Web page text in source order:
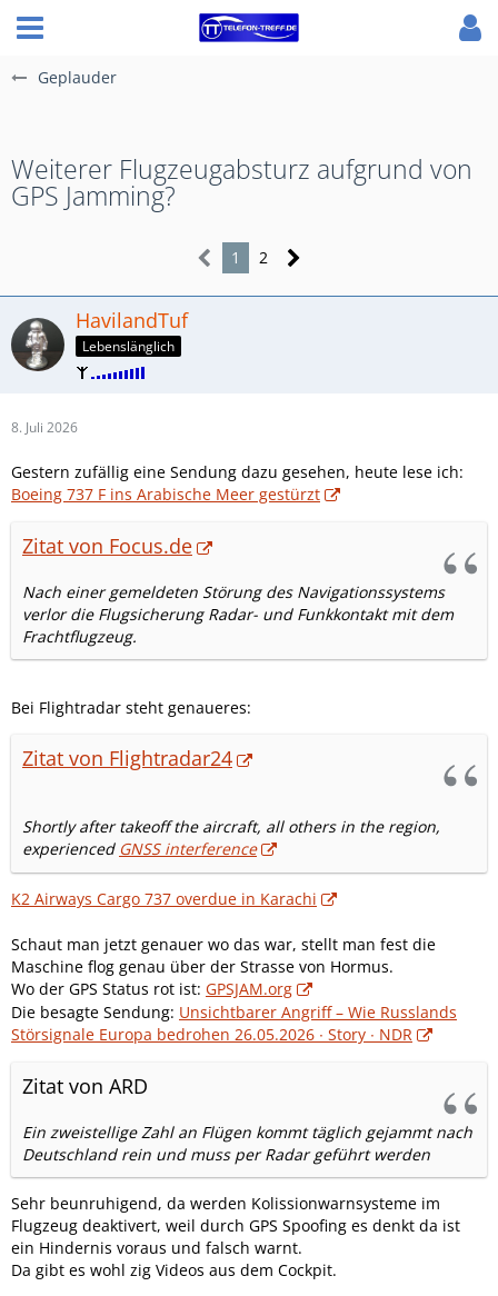
Geplauder
Weiterer Flugzeugabsturz aufgrund von
GPS Jamming?
1 2
HavilandTuf
Lebenslänglich
8. Juli 2026
Gestern zufällig eine Sendung dazu gesehen, heute lese ich:
Boeing 737 F ins Arabische Meer gestürzt
Zitat von Focus.de
Nach einer gemeldeten Störung des Navigationssystems
verlor die Flugsicherung Radar- und Funkkontakt mit dem
Frachtflugzeug.
Bei Flightradar steht genaueres:
Zitat von Flightradar24
Shortly after takeoff the aircraft, all others in the region,
experienced GNSS interference
K2 Airways Cargo 737 overdue in Karachi
Schaut man jetzt genauer wo das war, stellt man fest die
Maschine flog genau über der Strasse von Hormus.
Wo der GPS Status rot ist: GPSJAM.org
Die besagte Sendung: Unsichtbarer Angriff – Wie Russlands
Störsignale Europa bedrohen 26.05.2026 ∙ Story ∙ NDR
Zitat von ARD
Ein zweistellige Zahl an Flügen kommt täglich gejammt nach
Deutschland rein und muss per Radar geführt werden
Sehr beunruhigend, da werden Kolissionwarnsysteme im
Flugzeug deaktivert, weil durch GPS Spoofing es denkt da ist
ein Hindernis voraus und falsch warnt.
Da gibt es wohl zig Videos aus dem Cockpit.